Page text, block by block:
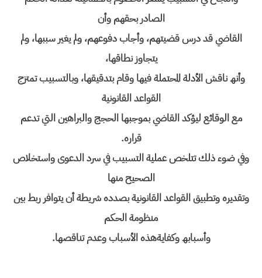
الصادر بحقھم وأن
القاضي قد درس قضیتھم، وأجاب دفوعھم، ولم یغیر سببھا، ولم
یتجاوز نطاقھا،
وأنھ ناقش الأدلة المحتملة فیھا وقام بتدقیقھا، وبالتسبیب تمتزج
القواعد القانونیة
مع الوقائع لیؤكد القاضي بموجبھا الحجج والبراھین التي تدعم
قراره.
وفي ضوء ذلك تتلخص عملیة التسبیب في سرد الدعوى واستخلاص
الصحیح منھا
وتقدیره وتطبیق القواعد القانونیة بصدده شریطة أن یتوافر ربط بین
منظومة الحكم
وأسبابھ وكفایةھذه الأسباب وعدم تناقصھا.